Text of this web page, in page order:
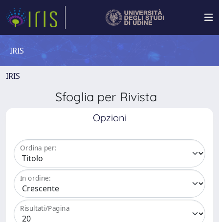
IRIS
IRIS
Sfoglia per Rivista
Opzioni
Ordina per:
In ordine:
Risultati/Pagina